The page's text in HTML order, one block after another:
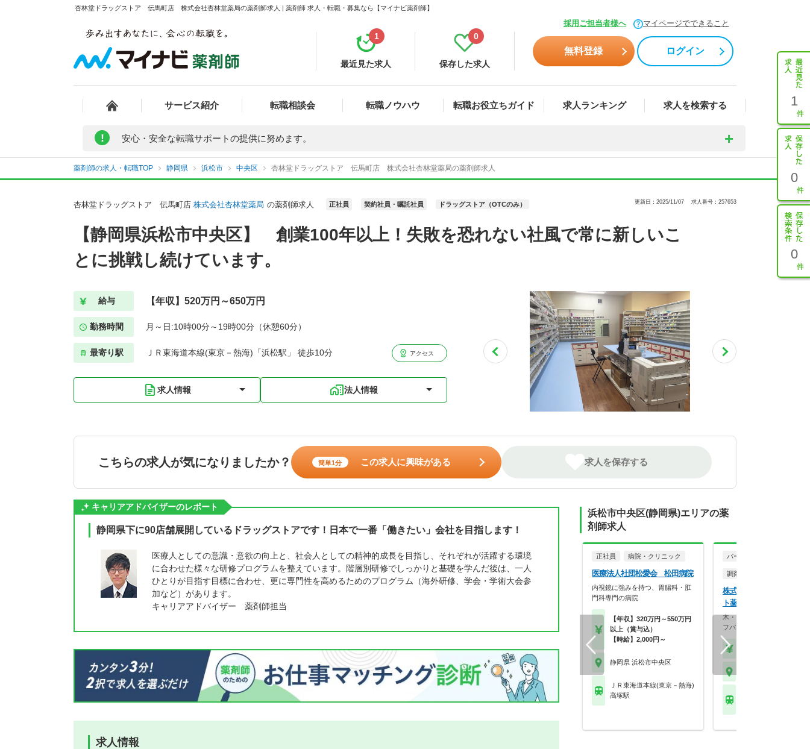
杏林堂ドラッグストア 伝馬町店 株式会社杏林堂薬局の薬剤師求人 | 薬剤師 求人・転職・募集なら【マイナビ薬剤師】
採用ご担当者様へ マイページでできること
最近見た求人
1
保存した求人
0
無料登録 ログイン
サービス紹介 転職相談会 転職ノウハウ 転職お役立ちガイド 求人ランキング 求人を検索する 1
0
0
! 安心・安全な転職サポートの提供に努めます。
薬剤師の求人・転職TOP 静岡県 浜松市 中央区 杏林堂ドラッグストア 伝馬町店 株式会社杏林堂薬局の薬剤師求人
杏林堂ドラッグストア 伝馬町店 株式会社杏林堂薬局 の薬剤師求人 正社員 契約社員・嘱託社員 ドラッグストア（OTCのみ） 更新日：2025/11/07 求人番号：257653
【静岡県浜松市中央区】 創業100年以上！失敗を恐れない社風で常に新しいこ
とに挑戦し続けています。
給与 【年収】520万円～650万円
勤務時間 月～日:10時00分～19時00分（休憩60分）
最寄り駅 ＪＲ東海道本線(東京－熱海)「浜松駅」 徒歩10分 アクセス
求人情報 法人情報
こちらの求人が気になりましたか？ 簡単1分 この求人に興味がある 求人を保存する
キャリアアドバイザーのレポート
静岡県下に90店舗展開しているドラッグストアです！日本で一番「働きたい」会社を目指します！
医療人としての意識・意欲の向上と、社会人としての精神的成長を目指し、それぞれが活躍する環境
に合わせた様々な研修プログラムを整えています。階層別研修でしっかりと基礎を学んだ後は、一人
ひとりが目指す目標に合わせ、更に専門性を高めるためのプログラム（海外研修、学会・学術大会参
加など）があります。
キャリアアドバイザー 薬剤師担当
求人情報
浜松市中央区(静岡県)エリアの薬
剤師求人
正社員 病院・クリニック
医療法人社団松愛会 松田病院
内視鏡に強みを持つ、胃腸科・肛
門科専門の病院
【年収】320万円～550万円
以上（賞与込）
【時給】2,000円～
静岡県 浜松市中央区
ＪＲ東海道本線(東京－熱海)
高塚駅
パート・アルバイト
調剤薬局
株式会社コンフィニティ
ト薬局 三島町店
木・日・祝固定休み！ワーク
フバランスを重視しな…